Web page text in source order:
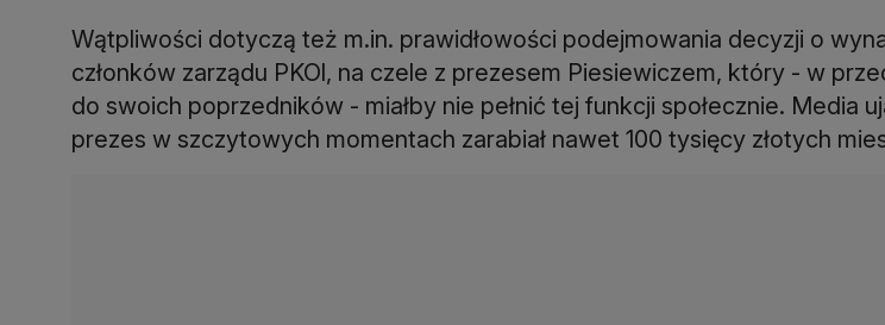
Wątpliwości dotyczą też m.in. prawidłowości podejmowania decyzji o
członków zarządu PKOl, na czele z prezesem Piesiewiczem, który - w
do swoich poprzedników - miałby nie pełnić tej funkcji społecznie. Media
prezes w szczytowych momentach zarabiał nawet 100 tysięcy złotych